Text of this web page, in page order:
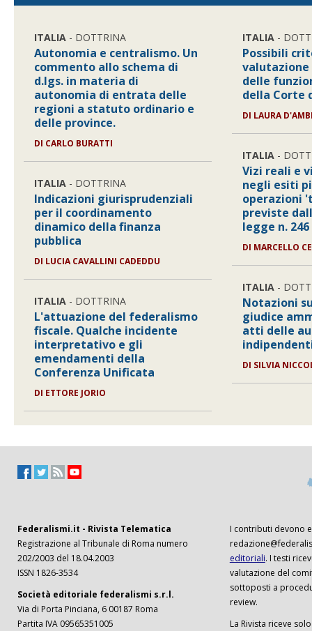
ITALIA - DOTTRINA
Autonomia e centralismo. Un
commento allo schema di
d.lgs. in materia di
autonomia di entrata delle
regioni a statuto ordinario e
delle province.
DI CARLO BURATTI
ITALIA - DOTTRINA
Indicazioni giurisprudenziali
per il coordinamento
dinamico della finanza
pubblica
DI LUCIA CAVALLINI CADEDDU
ITALIA - DOTTRINA
L'attuazione del federalismo
fiscale. Qualche incidente
interpretativo e gli
emendamenti della
Conferenza Unificata
DI ETTORE JORIO
ITALIA -
Possibili
delle
della Corte
DI LAURA
ITALIA -
Vizi reali e
negli esiti
operazioni
previste
legge n.
DI MARCELLO
ITALIA -
Notazioni
giudice
atti delle
DI SILVIA
Federalismi.it - Rivista Telematica
Registrazione al Tribunale di Roma numero
202/2003 del 18.04.2003
ISSN 1826-3534
Società editoriale federalismi s.r.l.
Via di Porta Pinciana, 6 00187 Roma
Partita IVA 09565351005
I contributi devono
editoriali. I testi
valutazione del
sottoposti a
review.
La Rivista riceve